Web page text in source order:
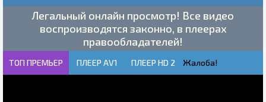
Легальный онлайн просмотр! Все видео
воспроизводятся законно, в плеерах
правообладателей!
ТОП ПРЕМЬЕР ПЛЕЕР AV1 ПЛЕЕР HD 2 Жалоба!